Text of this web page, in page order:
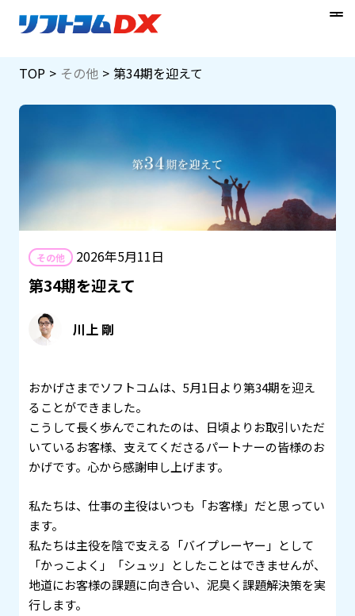
TOP その他 第34期を迎えて
その他 2026年5月11日
第34期を迎えて
川上 剛
おかげさまでソフトコムは、5月1日より第34期を迎え
ることができました。
こうして長く歩んでこれたのは、日頃よりお取引いただ
いているお客様、支えてくださるパートナーの皆様のお
かげです。心から感謝申し上げます。
私たちは、仕事の主役はいつも「お客様」だと思ってい
ます。
私たちは主役を陰で支える「バイプレーヤー」として
「かっこよく」「シュッ」としたことはできませんが、
地道にお客様の課題に向き合い、泥臭く課題解決策を実
行します。